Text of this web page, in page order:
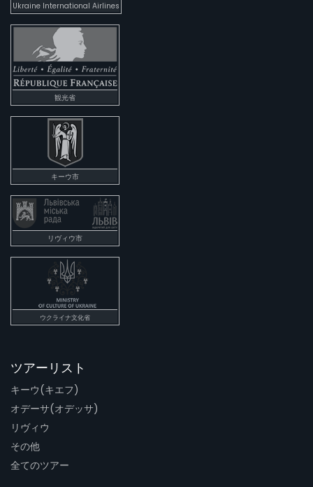
Ukraine International Airlines
観光省
キーウ市
リヴィウ市
ウクライナ文化省
ツアーリスト
キーウ(キエフ)
オデーサ(オデッサ)
リヴィウ
その他
全てのツアー